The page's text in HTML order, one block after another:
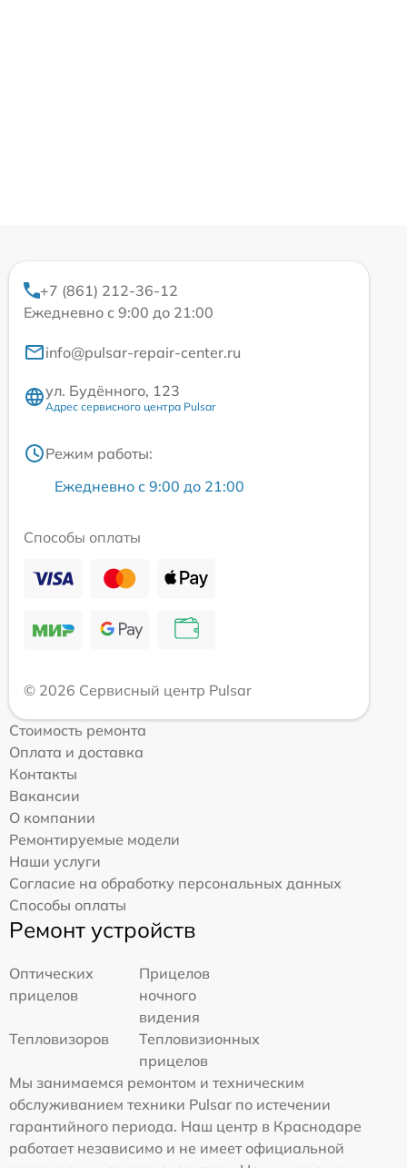
+7 (861) 212-36-12
Ежедневно с 9:00 до 21:00
info@pulsar-repair-center.ru
ул. Будённого, 123
Адрес сервисного центра Pulsar
Режим работы:
Ежедневно с 9:00 до 21:00
Способы оплаты
© 2026 Сервисный центр Pulsar
Стоимость ремонта
Оплата и доставка
Контакты
Вакансии
О компании
Ремонтируемые модели
Наши услуги
Согласие на обработку персональных данных
Способы оплаты
Ремонт устройств
Оптических
прицелов
Прицелов
ночного
видения
Тепловизоров
Тепловизионных
прицелов
Мы занимаемся ремонтом и техническим
обслуживанием техники Pulsar по истечении
гарантийного периода. Наш центр в Краснодаре
работает независимо и не имеет официальной